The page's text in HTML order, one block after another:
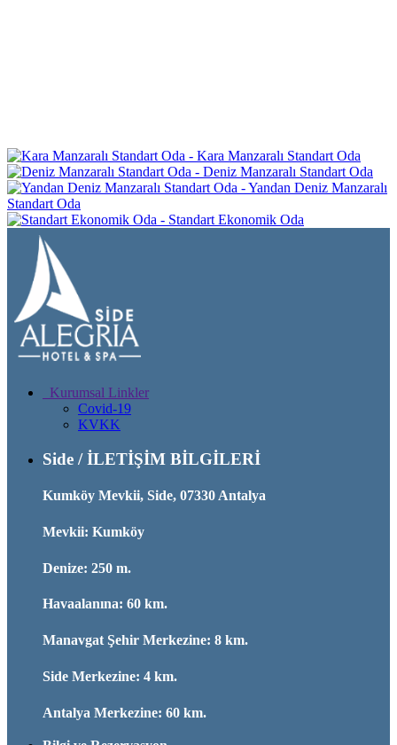
Kara Manzaralı Standart Oda
Deniz Manzaralı Standart Oda
Yandan Deniz Manzaralı
Standart Oda
Standart Ekonomik Oda
Kurumsal Linkler
Covid-19
KVKK
Side / İLETİŞİM BİLGİLERİ
Kumköy Mevkii, Side, 07330 Antalya
Mevkii: Kumköy
Denize: 250 m.
Havaalanına: 60 km.
Manavgat Şehir Merkezine: 8 km.
Side Merkezine: 4 km.
Antalya Merkezine: 60 km.